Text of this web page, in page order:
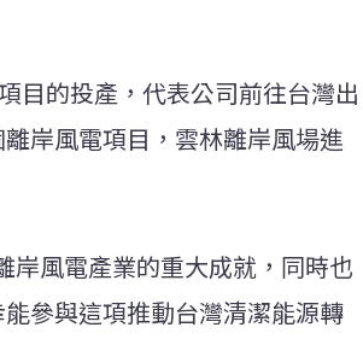
目的投產，代表公司前往台灣出
岸風電項目，雲林離岸風場進
岸風電產業的重大成就，同時也
參與這項推動台灣清潔能源轉